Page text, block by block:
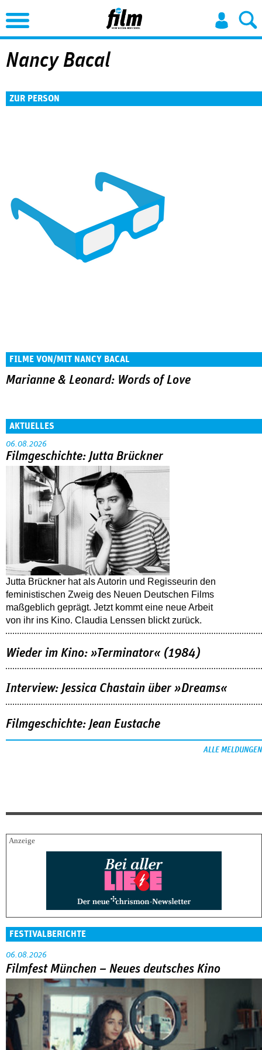
Jump to Navigation
Nancy Bacal
ZUR PERSON
FILME VON/MIT NANCY BACAL
Marianne & Leonard: Words of Love
AKTUELLES
06.08.2026
Filmgeschichte: Jutta Brückner
Jutta Brückner hat als Autorin und Regisseurin den
feministischen Zweig des Neuen Deutschen Films
maßgeblich geprägt. Jetzt kommt eine neue Arbeit
von ihr ins Kino. Claudia Lenssen blickt zurück.
Wieder im Kino: »Terminator« (1984)
Interview: Jessica Chastain über »Dreams«
Filmgeschichte: Jean Eustache
ALLE MELDUNGEN
FESTIVALBERICHTE
06.08.2026
Filmfest München – Neues deutsches Kino